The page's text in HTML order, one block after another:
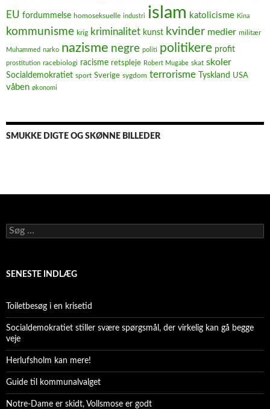
EU fordummelse homoseksuelle industri islam katolicisme Kina
kommunisme krig kriminalitet kunst kvinder medier militær
Muhammed narko nazisme negre politi politikere profit
prostitution racebiologi racisme retspleje Robert Mugabe skat skoler
Socialdemokratiet sport Sverige sygdom terrorisme Tyskland USA
våben økonomi
SMUKKE DIGTE OG SKØNNE BILLEDER
Søg
efter:
SENESTE INDLÆG
Toiletbesøg i en krisetid
Socialdemokratiet stiller svære spørgsmål, der virkelig kan gå begge
veje
Herlufsholm kan mere!
Guide til kommunalvalget
Notre-Dame er skidt, Vollsmose er godt